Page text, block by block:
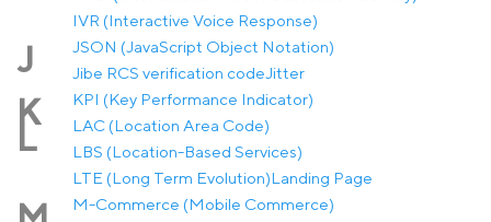
IVR (Interactive Voice Response)
J
JSON (JavaScript Object Notation)
Jibe RCS verification codeJitter
K KPI (Key Performance Indicator)
L
LAC (Location Area Code)
LBS (Location-Based Services)
LTE (Long Term Evolution)Landing Page
M-Commerce (Mobile Commerce)